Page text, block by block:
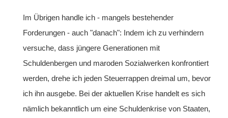
Im Übrigen handle ich - mangels bestehender
Forderungen - auch "danach": Indem ich zu verhindern
versuche, dass jüngere Generationen mit
Schuldenbergen und maroden Sozialwerken konfrontiert
werden, drehe ich jeden Steuerrappen dreimal um, bevor
ich ihn ausgebe. Bei der aktuellen Krise handelt es sich
nämlich bekanntlich um eine Schuldenkrise von Staaten,